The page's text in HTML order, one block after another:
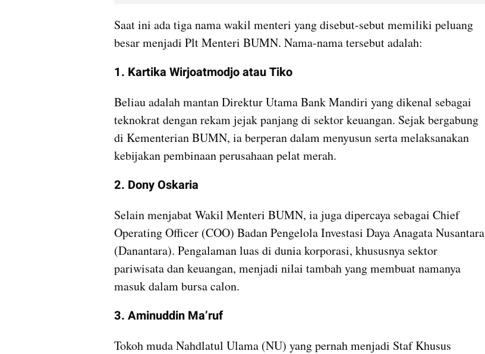
Saat ini ada tiga nama wakil menteri yang disebut-sebut memiliki peluang
besar menjadi Plt Menteri BUMN. Nama-nama tersebut adalah:
1. Kartika Wirjoatmodjo atau Tiko
Beliau adalah mantan Direktur Utama Bank Mandiri yang dikenal sebagai
teknokrat dengan rekam jejak panjang di sektor keuangan. Sejak bergabung
di Kementerian BUMN, ia berperan dalam menyusun serta melaksanakan
kebijakan pembinaan perusahaan pelat merah.
2. Dony Oskaria
Selain menjabat Wakil Menteri BUMN, ia juga dipercaya sebagai Chief
Operating Officer (COO) Badan Pengelola Investasi Daya Anagata Nusantara
(Danantara). Pengalaman luas di dunia korporasi, khususnya sektor
pariwisata dan keuangan, menjadi nilai tambah yang membuat namanya
masuk dalam bursa calon.
3. Aminuddin Ma’ruf
Tokoh muda Nahdlatul Ulama (NU) yang pernah menjadi Staf Khusus